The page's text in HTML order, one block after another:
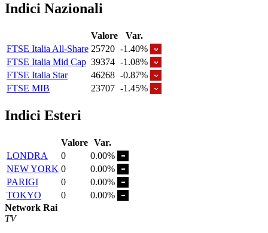
Indici Nazionali
Valore
Var.
FTSE Italia All-Share 25720 -1.40%
FTSE Italia Mid Cap 39374 -1.08%
FTSE Italia Star
46268 -0.87%
FTSE MIB
23707 -1.45%
Indici Esteri
Valore Var.
LONDRA
0
0.00%
NEW YORK 0
0.00%
PARIGI
0
0.00%
TOKYO
0
0.00%
Network Rai
TV